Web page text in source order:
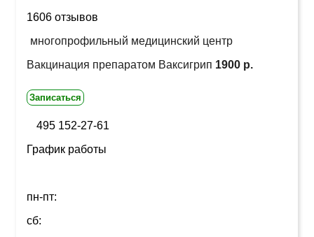
1606 отзывов
многопрофильный медицинский центр
Вакцинация препаратом Ваксигрип 1900 р.
Записаться
495 152-27-61
График работы
пн-пт:
сб: